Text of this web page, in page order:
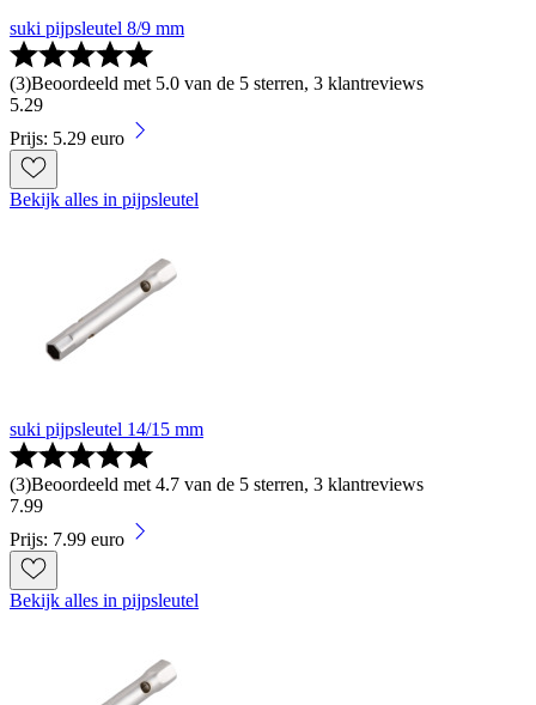
suki pijpsleutel 8/9 mm
(3)Beoordeeld met 5.0 van de 5 sterren, 3 klantreviews
5.29
Prijs: 5.29 euro
Bekijk alles in pijpsleutel
suki pijpsleutel 14/15 mm
(3)Beoordeeld met 4.7 van de 5 sterren, 3 klantreviews
7.99
Prijs: 7.99 euro
Bekijk alles in pijpsleutel